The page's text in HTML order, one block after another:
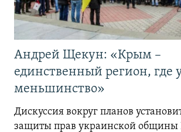
Андрей Щекун: «Крым –
единственный регион, где
меньшинство»
Дискуссия вокруг планов
защиты прав украинской